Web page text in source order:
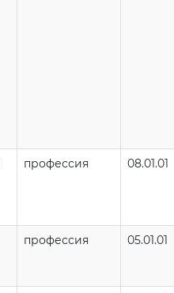
профессия 08.01.01
профессия 05.01.01